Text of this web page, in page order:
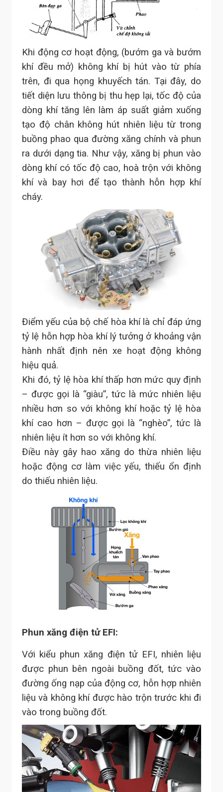
Khi động cơ hoạt động, (bướm ga và bướm
khí đều mở) không khí bị hút vào từ phía
trên, đi qua họng khuyếch tán. Tại đây, do
tiết diện lưu thông bị thu hẹp lại, tốc độ của
dòng khí tăng lên làm áp suất giảm xuống
tạo độ chân không hút nhiên liệu từ trong
buồng phao qua đường xăng chính và phun
ra dưới dạng tia. Như vậy, xăng bị phun vào
dòng khí có tốc độ cao, hoà trộn với không
khí và bay hơi để tạo thành hỗn hợp khí
cháy.
Điểm yếu của bộ chế hòa khí là chỉ đáp ứng
tỷ lệ hỗn hợp hòa khí lý tưởng ở khoảng vận
hành nhất định nên xe hoạt động không
hiệu quả.
Khi đó, tỷ lệ hòa khí thấp hơn mức quy định
– được gọi là “giàu”, tức là mức nhiên liệu
nhiều hơn so với không khí hoặc tỷ lệ hòa
khí cao hơn – được gọi là “nghèo”, tức là
nhiên liệu ít hơn so với không khí.
Điều này gây hao xăng do thừa nhiên liệu
hoặc động cơ làm việc yếu, thiếu ổn định
do thiếu nhiên liệu.
Phun xăng điện tử EFI:
Với kiểu phun xăng điện tử EFI, nhiên liệu
được phun bên ngoài buồng đốt, tức vào
đường ống nạp của động cơ, hỗn hợp nhiên
liệu và không khí được hào trộn trước khi đi
vào trong buồng đốt.